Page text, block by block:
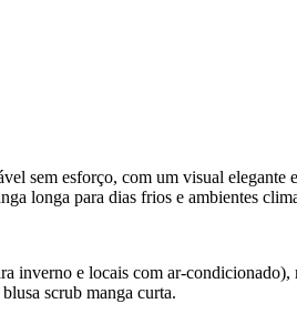
sem esforço, com um visual
longa para dias frios e ambientes
inverno e locais com ar-
scrub manga curta.